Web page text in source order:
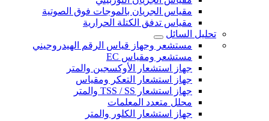
مقياس الجريان بالموجات فوق الصوتية
مقياس تدفق الكتلة الحرارية
تحليل السائل
مستشعر وجهاز قياس الرقم الهيدروجيني
مستشعر ومقياس EC
جهاز استشعار الأوكسجين والمتر
جهاز استشعار التعكر ومقياس
جهاز استشعار TSS / SS والمتر
محلل متعدد المعلمات
جهاز استشعار الكلور والمتر